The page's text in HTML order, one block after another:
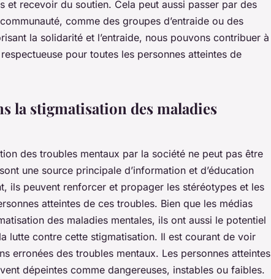
et recevoir du soutien. Cela peut aussi passer par des
comme des groupes d’entraide ou des
la solidarité et l’entraide, nous pouvons contribuer à
pour toutes les personnes atteintes de
la stigmatisation des maladies
des troubles mentaux par la société ne peut pas être
une source principale d’information et d’éducation
ils peuvent renforcer et propager les stéréotypes et les
atteintes de ces troubles. Bien que les médias
des maladies mentales, ils ont aussi le potentiel
lutte contre cette stigmatisation. Il est courant de voir
erronées des troubles mentaux. Les personnes atteintes
dépeintes comme dangereuses, instables ou faibles.